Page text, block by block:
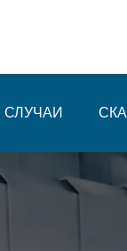
СЛУЧАИ